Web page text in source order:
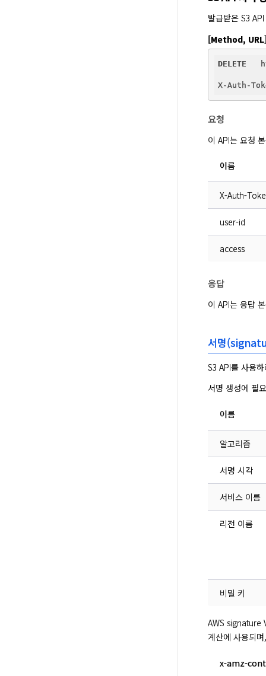
발급받은 S3
[Method,
DELETE
X-Auth-
요청
이 API는 요청
이름
X-Auth-
user-id
access
응답
이 API는 응답
서명
S3 API를 사용
서명 생성에 필
이름
알고리즘
서명 시각
서비스 이름
리전 이름
비밀 키
AWS signature
계산에 사용되
x-amz-